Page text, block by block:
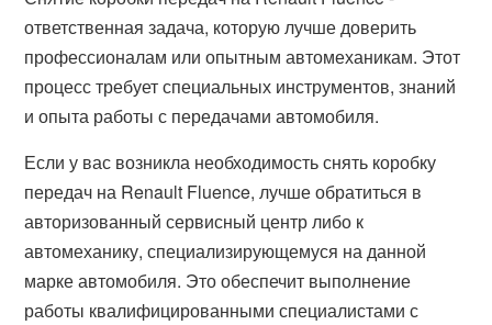
ответственная задача, которую лучше доверить
профессионалам или опытным автомеханикам. Этот
процесс требует специальных инструментов, знаний
и опыта работы с передачами автомобиля.
Если у вас возникла необходимость снять коробку
передач на Renault Fluence, лучше обратиться в
авторизованный сервисный центр либо к
автомеханику, специализирующемуся на данной
марке автомобиля. Это обеспечит выполнение
работы квалифицированными специалистами с